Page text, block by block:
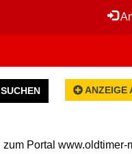
SUCHEN ANZEIGE
zum Portal www.oldtimer-